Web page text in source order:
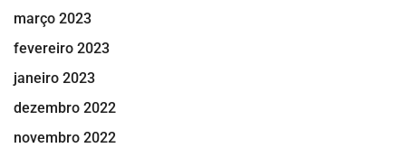
março 2023
fevereiro 2023
janeiro 2023
dezembro 2022
novembro 2022